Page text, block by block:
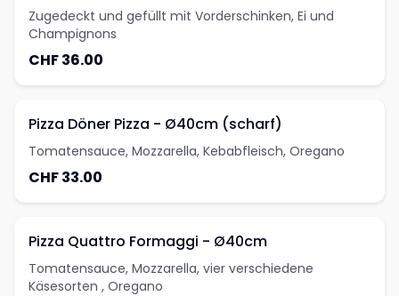
Zugedeckt und gefüllt mit Vorderschinken, Ei und
Champignons
CHF 36.00
Pizza Döner Pizza - Ø40cm (scharf)
Tomatensauce, Mozzarella, Kebabfleisch, Oregano
CHF 33.00
Pizza Quattro Formaggi - Ø40cm
Tomatensauce, Mozzarella, vier verschiedene
Käsesorten , Oregano